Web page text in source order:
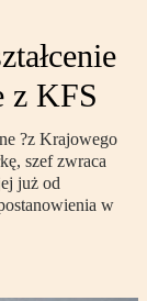
z KFS
?z Krajowego
szef zwraca
już od
w